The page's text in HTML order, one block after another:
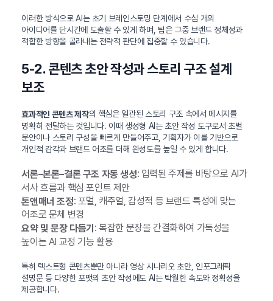
이러한 방식으로 AI는 초기 브레인스토밍 단계에서 수십 개의
아이디어를 단시간에 도출할 수 있게 하며, 팀은 그중 브랜드 정체성과
적합한 방향을 골라내는 전략적 판단에 집중할 수 있습니다.
5-2. 콘텐츠 초안 작성과 스토리 구조 설계
보조
효과적인 콘텐츠 제작의 핵심은 일관된 스토리 구조 속에서 메시지를
명확히 전달하는 것입니다. 이때 생성형 AI는 초안 작성 도구로서 초벌
문안이나 스토리 구성을 빠르게 만들어주고, 기획자가 이를 기반으로
개인적 감각과 브랜드 어조를 더해 완성도를 높일 수 있게 합니다.
서론–본론–결론 구조 자동 생성: 입력된 주제를 바탕으로 AI가
서사 흐름과 핵심 포인트 제안
톤앤매너 조정: 포멀, 캐주얼, 감성적 등 브랜드 특성에 맞는
어조로 문체 변경
요약 및 문장 다듬기 : 복잡한 문장을 간결화하여 가독성을
높이는 AI 교정 기능 활용
특히 텍스트형 콘텐츠뿐만 아니라 영상 시나리오 초안, 인포그래픽
설명문 등 다양한 포맷의 초안 작성에도 AI는 탁월한 속도와 정확성을
제공합니다.